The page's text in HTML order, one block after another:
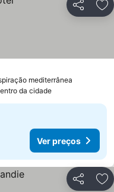
Partilhar
mediterrânea
da cidade
Ver preços
Partilhar